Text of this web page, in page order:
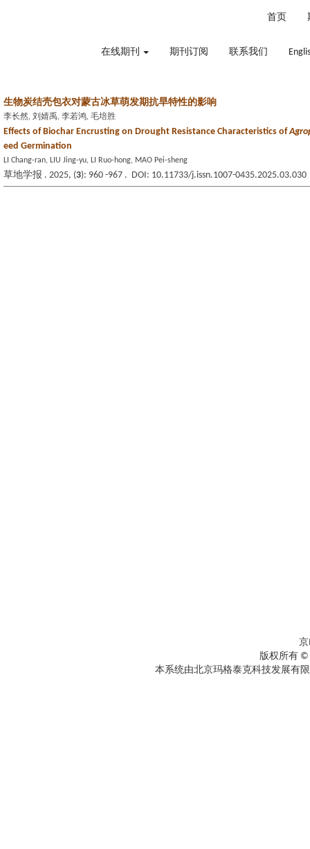
首页
在线期刊 期刊订阅 联系我们
生物炭结壳包衣对蒙古冰草萌发期抗旱特性的影响
李长然, 刘婧禹, 李若鸿, 毛培胜
Effects of Biochar Encrusting on Drought Resistance Characteristics of
eed Germination
LI Chang-ran, LIU Jing-yu, LI Ruo-hong, MAO Pei-sheng
草地学报 . 2025, (3): 960 -967 . DOI: 10.11733/j.issn.1007-0435.2025.03.030
京
版权所有 ©
本系统由北京玛格泰克科技发展有